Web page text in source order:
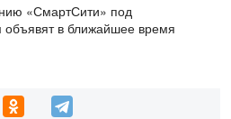
«СмартСити» под
объявят в ближайшее время